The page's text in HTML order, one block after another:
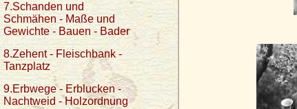
7.Schanden und
Schmähen - Maße und
Gewichte - Bauen - Bader
8.Zehent - Fleischbank -
Tanzplatz
9.Erbwege - Erblucken -
Nachtweid - Holzordnung